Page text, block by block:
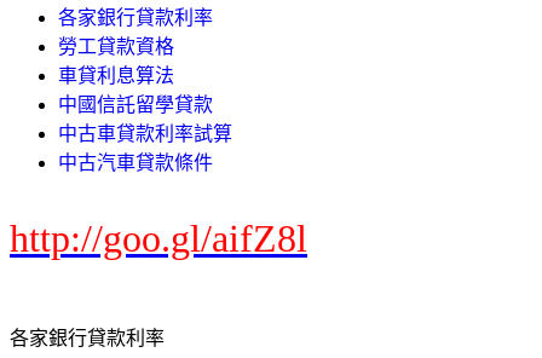
各家銀行貸款利率
勞工貸款資格
車貸利息算法
中國信託留學貸款
中古車貸款利率試算
中古汽車貸款條件
http://goo.gl/aifZ8l
各家銀行貸款利率